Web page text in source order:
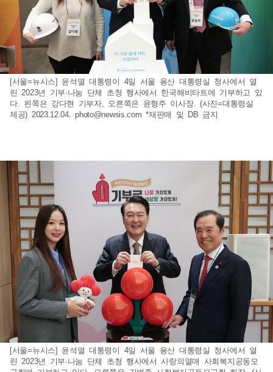
[서울=뉴시스] 윤석열 대통령이 4일 서울 용산 대통령실 청사에서 열
린 2023년 기부·나눔 단체 초청 행사에서 한국해비타트에 기부하고 있
다. 왼쪽은 강다현 기부자, 오른쪽은 윤형주 이사장. (사진=대통령실
제공) 2023.12.04.photo@newsis.com *재판매 및 DB 금지
[서울=뉴시스] 윤석열 대통령이 4일 서울 용산 대통령실 청사에서 열
린 2023년 기부·나눔 단체 초청 행사에서 사랑의열매 사회복지공동모